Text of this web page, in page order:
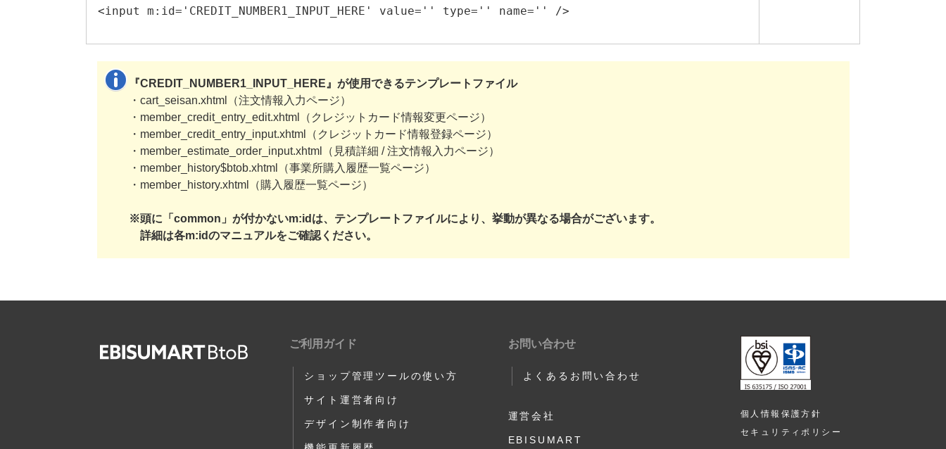
<input m:id='CREDIT_NUMBER1_INPUT_HERE' value='' type='' name='' />
『CREDIT_NUMBER1_INPUT_HERE』が使用できるテンプレートファイル
・cart_seisan.xhtml（注文情報入力ページ）
・member_credit_entry_edit.xhtml（クレジットカード情報変更ページ）
・member_credit_entry_input.xhtml（クレジットカード情報登録ページ）
・member_estimate_order_input.xhtml（見積詳細 / 注文情報入力ページ）
・member_history$btob.xhtml（事業所購入履歴一覧ページ）
・member_history.xhtml（購入履歴一覧ページ）
※頭に「common」が付かないm:idは、テンプレートファイルにより、挙動が異なる場合がございます。
詳細は各m:idのマニュアルをご確認ください。
ご利用ガイド
ショップ管理ツールの使い方
サイト運営者向け
デザイン制作者向け
お問い合わせ
よくあるお問い合わせ
運営会社
EBISUMART
個人情報保護方針
セキュリティポリシー